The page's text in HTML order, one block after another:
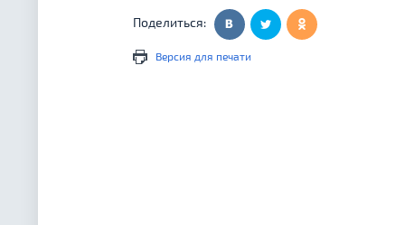
Поделиться:
Версия для печати